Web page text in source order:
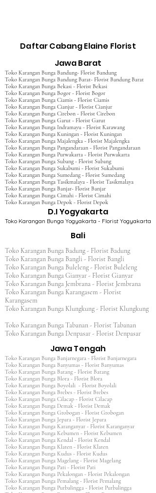
Daftar Cabang Elaine Florist
Jawa Barat
Toko Karangan Bunga Bandung- Florist Bandung
Toko Karangan Bunga Bandung Barat- Florist Bandung Barat
Toko Karangan Bunga Bekasi - Florist Bekasi
Toko Karangan Bunga Bogor - Florist Bogor
Toko Karangan Bunga Ciamis - Florist Ciamis
Toko Karangan Bunga Cianjur - Florist Cianjur
Toko Karangan Bunga Cirebon - Florist Cirebon
Toko Karangan Bunga Garut - Florist Garut
Toko Karangan Bunga Indramayu - Florist Karawang
Toko Karangan Bunga Kuningan - Florist Kuningan
Toko Karangan Bunga Majalengka - Florist Majalengka
Toko Karangan Bunga Pangandaraan - Florist Pangandaraan
Toko Karangan Bunga Purwakarta - Florist Purwakarta
Toko Karangan Bunga Subang - Florist Subang
Toko Karangan Bunga Sukabumi - Florist Sukabumi
Toko Karangan Bunga Sumedang - Florist Sumedang
Toko Karangan Bunga Tasikmalaya - Florist Tasikmalaya
Toko Karangan Bunga Banjar- Florist Banjar
Toko Karangan Bunga Cimahi - Florist Cimahi
Toko Karangan Bunga Depok - Florist Depok
D.I Yogyakarta
Toko Karangan Bunga Yogyakarta - Florist Yogyakarta
Bali
Toko Karangan Bunga Badung - Florist Badung
Toko Karangan Bunga Bangli - Florist Bangli
Toko Karangan Bunga Buleleng - Florist Buleleng
Toko Karangan Bunga Gianyar - Florist Gianyar
Toko Karangan Bunga Jembrana - Florist Jembrana
Toko Karangan Bunga Karangasem - Florist
Karangasem
Toko Karangan Bunga Klungkung - Florist Klungkung
Toko Karangan Bunga Tabanan - Florist Tabanan
Toko Karangan Bunga Denpasar - Florist Denpasar
Jawa Tengah
Toko Karangan Bunga Banjarnegara - Florist Banjarnegara
Toko Karangan Bunga Banyumas - Florist Banyumas
Toko Karangan Bunga Batang - Florist Batang
Toko Karangan Bunga Blora - Florist Blora
Toko Karangan Bunga Boyolali - Florist Boyolali
Toko Karangan Bunga Brebes - Florist Brebes
Toko Karangan Bunga Cilacap - Florist Cilacap
Toko Karangan Bunga Demak - Florist Demak
Toko Karangan Bunga Grobogan - Florist Grobogan
Toko Karangan Bunga Jepara - Florist Jepara
Toko Karangan Bunga Karanganyar - Florist Karanganyar
Toko Karangan Bunga Kebumen - Florist Kebumen
Toko Karangan Bunga Kendal - Florist Kendal
Toko Karangan Bunga Klaten - Florist Klaten
Toko Karangan Bunga Kudus - Florist Kudus
Toko Karangan Bunga Magelang - Florist Magelang
Toko Karangan Bunga Pati - Florist Pati
Toko Karangan Bunga Pekalongan - Florist Pekalongan
Toko Karangan Bunga Pemalang - Florist Pemalang
Toko Karangan Bunga Purbalingga - Florist Purbalingga